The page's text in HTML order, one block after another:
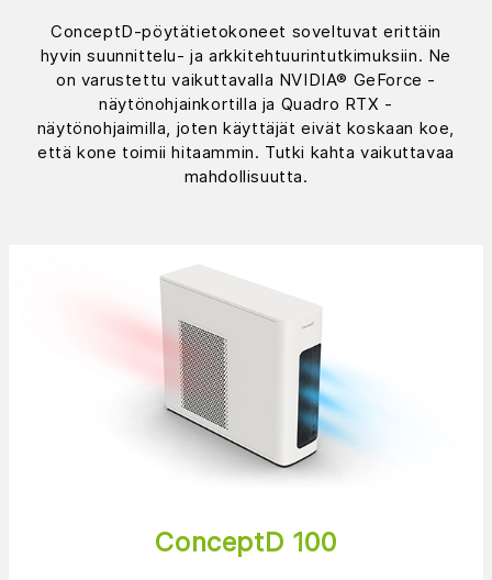
ConceptD-pöytätietokoneet soveltuvat erittäin
hyvin suunnittelu- ja arkkitehtuurintutkimuksiin. Ne
on varustettu vaikuttavalla NVIDIA® GeForce -
näytönohjainkortilla ja Quadro RTX -
näytönohjaimilla, joten käyttäjät eivät koskaan koe,
että kone toimii hitaammin. Tutki kahta vaikuttavaa
mahdollisuutta.
ConceptD 100